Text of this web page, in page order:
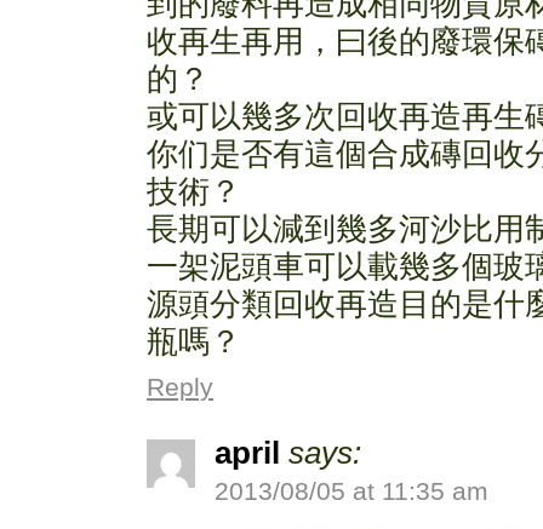
收再生再用，曰後的廢環保
的？
或可以幾多次回收再造再生
你们是否有這個合成磚回收
技術？
長期可以減到幾多河沙比用
一架泥頭車可以載幾多個玻
源頭分類回收再造目的是什
瓶嗎？
Reply
april says:
2013/08/05 at 11:35 am